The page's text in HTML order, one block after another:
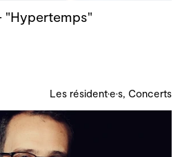
"Hypertemps"
Les résident·e·s, Concerts